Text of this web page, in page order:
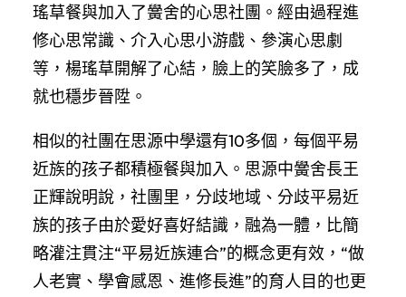
瑤草餐與加入了黌舍的心思社團。經由過程進
修心思常識、介入心思小游戲、參演心思劇
等，楊瑤草開解了心結，臉上的笑臉多了，成
就也穩步晉陞。
相似的社團在思源中學還有10多個，每個平易
近族的孩子都積極餐與加入。思源中黌舍長王
正輝說明說，社團里，分歧地域、分歧平易近
族的孩子由於愛好喜好結識，融為一體，比簡
略灌注貫注“平易近族連合”的概念更有效，“做
人老實、學會感恩、進修長進”的育人目的也更